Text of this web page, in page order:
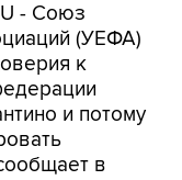
- Союз
(УЕФА)
к
и потому
в